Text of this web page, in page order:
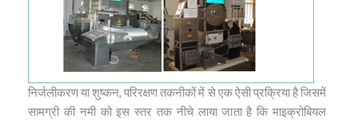
निर्जलीकरण या शुष्‍कन, परिरक्षण तकनीकों में से एक ऐसी प्रक्रिया है जिसमें
सामग्री की नमी को इस स्तर तक नीचे लाया जाता है कि माइक्रोबियल